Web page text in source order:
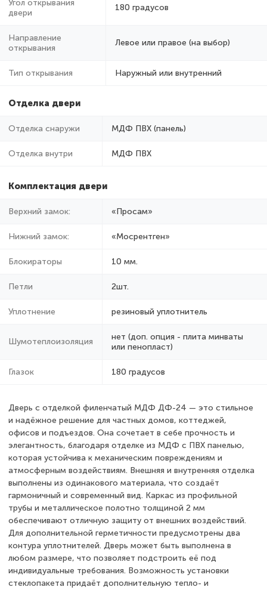
Угол открывания
двери
180 градусов
Направление
открывания
Левое или правое (на выбор)
Тип открывания Наружный или внутренний
Отделка двери
Отделка снаружи МДФ ПВХ (панель)
Отделка внутри МДФ ПВХ
Комплектация двери
Верхний замок: «Просам»
Нижний замок: «Мосрентген»
Блокираторы 10 мм.
Петли 2шт.
Уплотнение резиновый уплотнитель
Шумотеплоизоляция
нет (доп. опция - плита минваты
или пенопласт)
Глазок 180 градусов
Дверь с отделкой филенчатый МДФ ДФ-24 — это стильное
и надёжное решение для частных домов, коттеджей,
офисов и подъездов. Она сочетает в себе прочность и
элегантность, благодаря отделке из МДФ с ПВХ панелью,
которая устойчива к механическим повреждениям и
атмосферным воздействиям. Внешняя и внутренняя отделка
выполнены из одинакового материала, что создаёт
гармоничный и современный вид. Каркас из профильной
трубы и металлическое полотно толщиной 2 мм
обеспечивают отличную защиту от внешних воздействий.
Для дополнительной герметичности предусмотрены два
контура уплотнителей. Дверь может быть выполнена в
любом размере, что позволяет подстроить её под
индивидуальные требования. Возможность установки
стеклопакета придаёт дополнительную тепло- и